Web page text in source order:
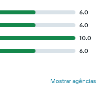
6.0
6.0
10.0
6.0
Mostrar agências